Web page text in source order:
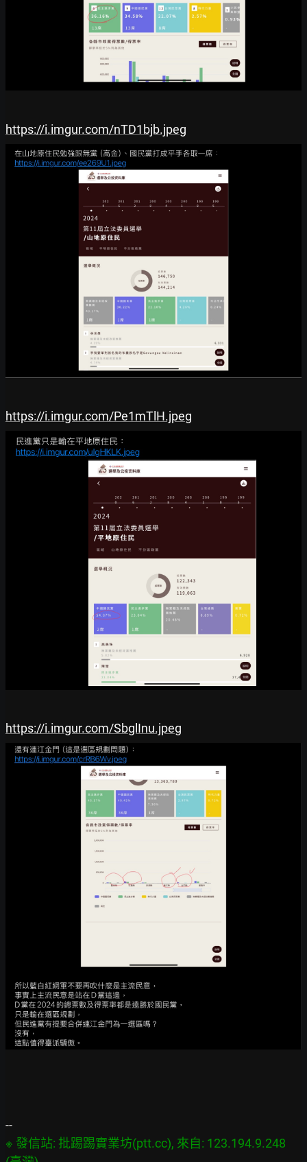
https://i.imgur.com/nTD1bjb.jpeg
https://i.imgur.com/Pe1mTlH.jpeg
https://i.imgur.com/SbglInu.jpeg
※ 發信站: 批踢踢實業坊(ptt.cc), 來自: 123.194.9.248